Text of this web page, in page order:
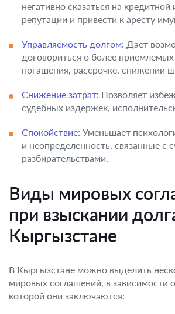
негативно сказаться на кредитной
репутации и привести к аресту
Управляемость долгом: Дает
договориться о более приемлемых
погашения, рассрочке, снижении
Снижение затрат: Позволяет
судебных издержек,
Спокойствие: Уменьшает
и неопределенность, связанные с
разбирательствами.
Виды мировых
при взыскании
Кыргызстане
В Кыргызстане можно выделить
мировых соглашений, в зависимости
которой они заключаются: